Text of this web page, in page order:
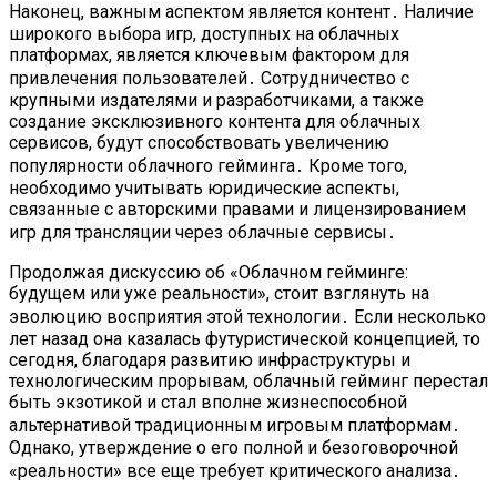
Наконец, важным аспектом является контент․ Наличие
широкого выбора игр, доступных на облачных
платформах, является ключевым фактором для
привлечения пользователей․ Сотрудничество с
крупными издателями и разработчиками, а также
создание эксклюзивного контента для облачных
сервисов, будут способствовать увеличению
популярности облачного гейминга․ Кроме того,
необходимо учитывать юридические аспекты,
связанные с авторскими правами и лицензированием
игр для трансляции через облачные сервисы․
Продолжая дискуссию об «Облачном гейминге:
будущем или уже реальности», стоит взглянуть на
эволюцию восприятия этой технологии․ Если несколько
лет назад она казалась футуристической концепцией, то
сегодня, благодаря развитию инфраструктуры и
технологическим прорывам, облачный гейминг перестал
быть экзотикой и стал вполне жизнеспособной
альтернативой традиционным игровым платформам․
Однако, утверждение о его полной и безоговорочной
«реальности» все еще требует критического анализа․